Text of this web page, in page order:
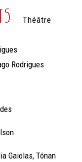
Théâtre
Rodrigues
Gaiolas, Tónan